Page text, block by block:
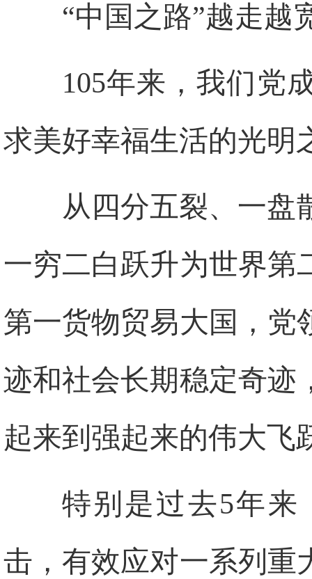
“中国之路”越走越
105年来，我们党
求美好幸福生活的光明
从四分五裂、一盘
一穷二白跃升为世界第
第一货物贸易大国，党
迹和社会长期稳定奇迹
起来到强起来的伟大飞
特别是过去5年来
击，有效应对一系列重